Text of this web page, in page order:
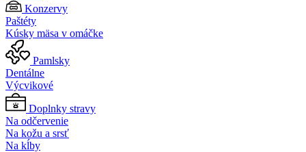
Konzervy
Paštéty
Kúsky mäsa v omáčke
Pamlsky
Dentálne
Výcvikové
Doplnky stravy
Na odčervenie
Na kožu a srsť
Na kĺby